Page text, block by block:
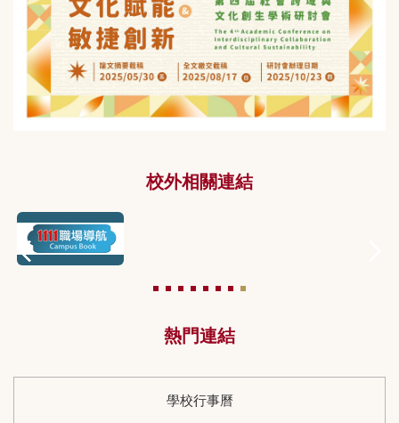
校外相關連結
熱門連結
學校行事曆